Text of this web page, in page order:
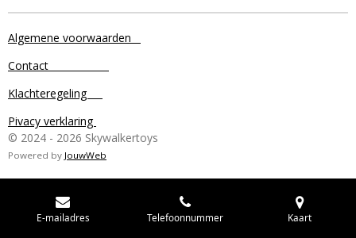
Algemene voorwaarden
Contact
Klachteregeling
Pivacy verklaring
© 2024 - 2026 Skywalkertoys
Powered by JouwWeb
E-mailadres Telefoonnummer Kaart